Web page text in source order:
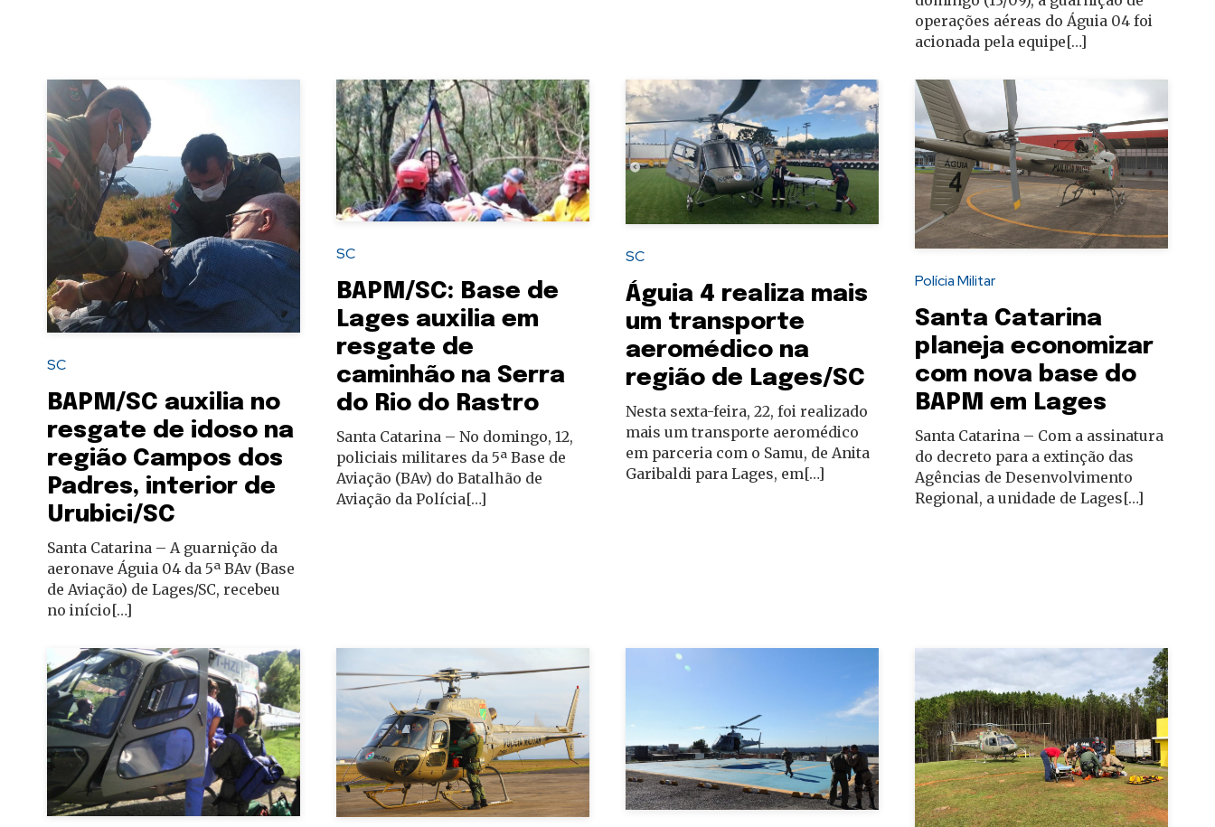
operações aéreas do Águia 04 foi
acionada pela equipe[…]
SC
BAPM/SC auxilia no
resgate de idoso na
região Campos dos
Padres, interior de
Urubici/SC
Santa Catarina – A guarnição da
aeronave Águia 04 da 5ª BAv (Base
de Aviação) de Lages/SC, recebeu
no início[…]
SC
BAPM/SC: Base de
Lages auxilia em
resgate de
caminhão na Serra
do Rio do Rastro
Santa Catarina – No domingo, 12,
policiais militares da 5ª Base de
Aviação (BAv) do Batalhão de
Aviação da Polícia[…]
SC
Águia 4 realiza mais
um transporte
aeromédico na
região de Lages/SC
Nesta sexta-feira, 22, foi realizado
mais um transporte aeromédico
em parceria com o Samu, de Anita
Garibaldi para Lages, em[…]
Polícia Militar
Santa Catarina
planeja economizar
com nova base do
BAPM em Lages
Santa Catarina – Com a assinatura
do decreto para a extinção das
Agências de Desenvolvimento
Regional, a unidade de Lages[…]